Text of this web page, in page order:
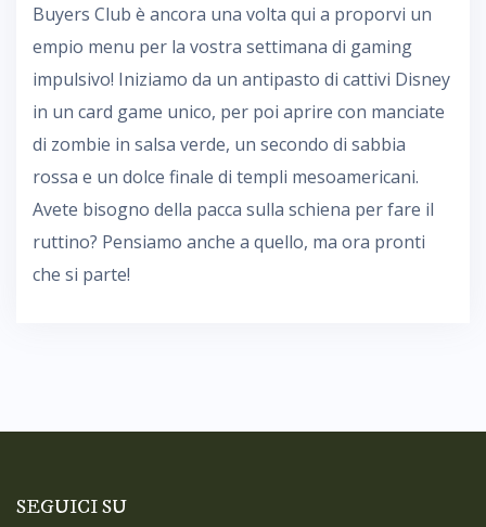
Buyers Club è ancora una volta qui a proporvi un
empio menu per la vostra settimana di gaming
impulsivo! Iniziamo da un antipasto di cattivi Disney
in un card game unico, per poi aprire con manciate
di zombie in salsa verde, un secondo di sabbia
rossa e un dolce finale di templi mesoamericani.
Avete bisogno della pacca sulla schiena per fare il
ruttino? Pensiamo anche a quello, ma ora pronti
che si parte!
SEGUICI SU